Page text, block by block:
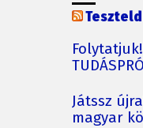
Játssz
magyar